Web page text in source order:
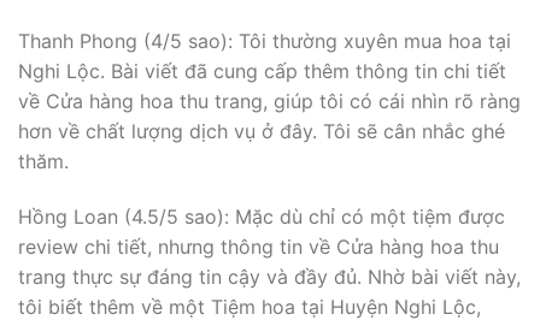
Thanh Phong (4/5 sao): Tôi thường xuyên mua hoa tại
Nghi Lộc. Bài viết đã cung cấp thêm thông tin chi tiết
về Cửa hàng hoa thu trang, giúp tôi có cái nhìn rõ ràng
hơn về chất lượng dịch vụ ở đây. Tôi sẽ cân nhắc ghé
thăm.
Hồng Loan (4.5/5 sao): Mặc dù chỉ có một tiệm được
review chi tiết, nhưng thông tin về Cửa hàng hoa thu
trang thực sự đáng tin cậy và đầy đủ. Nhờ bài viết này,
tôi biết thêm về một Tiệm hoa tại Huyện Nghi Lộc,